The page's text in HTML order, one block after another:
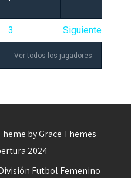
3 Siguiente
Ver todos los jugadores
by Grace Themes
2024
Futbol Femenino